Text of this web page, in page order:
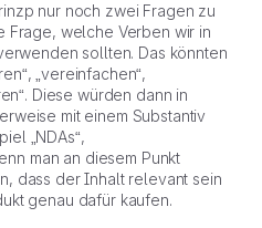
nur noch zwei Fragen zu
Frage, welche Verben wir in
sollten. Das könnten
„vereinfachen“,
Diese würden dann in
mit einem Substantiv
„NDAs“,
man an diesem Punkt
dass der Inhalt relevant sein
genau dafür kaufen.